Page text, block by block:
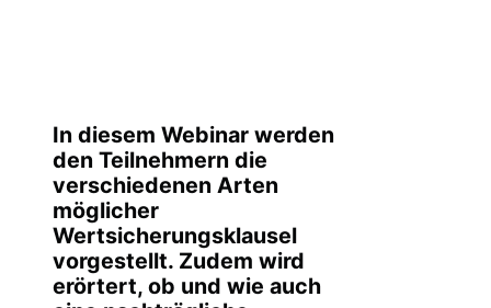
In diesem Webinar werden
den Teilnehmern die
verschiedenen Arten
möglicher
Wertsicherungsklausel
vorgestellt. Zudem wird
erörtert, ob und wie auch